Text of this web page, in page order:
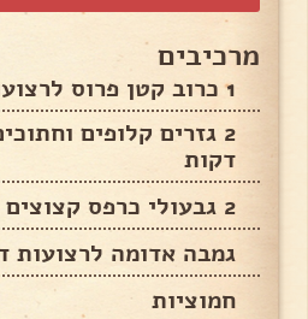
מרכיבים
1 כרוב קטן פרוס לרצועות קטנות
2 גזרים קלופים
דקות
2 גבעולי כרפס קצוצים גס
גמבה אדומה לרצועות
חמוציות